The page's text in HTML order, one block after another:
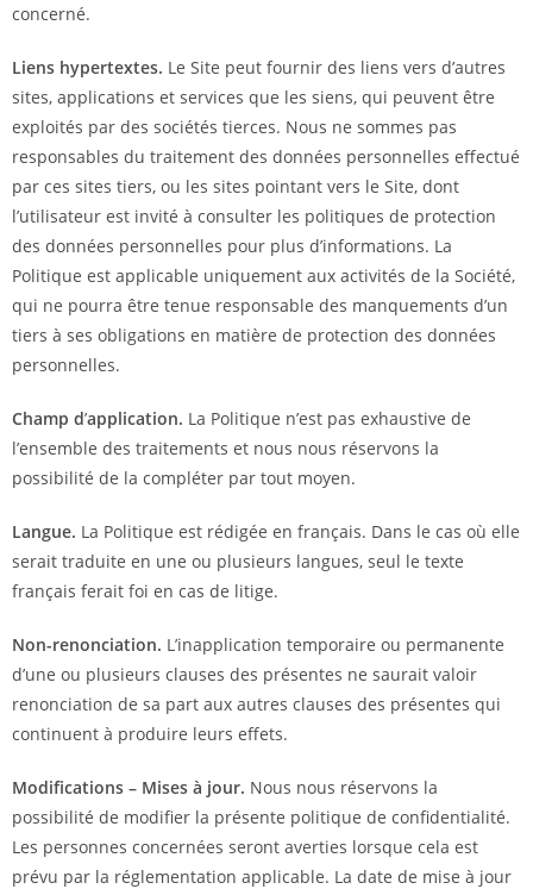
concerné.
Liens hypertextes. Le Site peut fournir des liens vers d’autres
sites, applications et services que les siens, qui peuvent être
exploités par des sociétés tierces. Nous ne sommes pas
responsables du traitement des données personnelles effectué
par ces sites tiers, ou les sites pointant vers le Site, dont
l’utilisateur est invité à consulter les politiques de protection
des données personnelles pour plus d’informations. La
Politique est applicable uniquement aux activités de la Société,
qui ne pourra être tenue responsable des manquements d’un
tiers à ses obligations en matière de protection des données
personnelles.
Champ d’application. La Politique n’est pas exhaustive de
l’ensemble des traitements et nous nous réservons la
possibilité de la compléter par tout moyen.
Langue. La Politique est rédigée en français. Dans le cas où elle
serait traduite en une ou plusieurs langues, seul le texte
français ferait foi en cas de litige.
Non-renonciation. L’inapplication temporaire ou permanente
d’une ou plusieurs clauses des présentes ne saurait valoir
renonciation de sa part aux autres clauses des présentes qui
continuent à produire leurs effets.
Modifications – Mises à jour. Nous nous réservons la
possibilité de modifier la présente politique de confidentialité.
Les personnes concernées seront averties lorsque cela est
prévu par la réglementation applicable. La date de mise à jour